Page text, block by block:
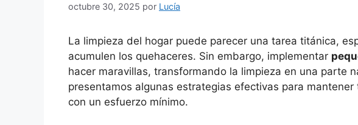
octubre 30, 2025 por Lucía
La limpieza del hogar puede parecer una tarea titánica,
acumulen los quehaceres. Sin embargo, implementar
hacer maravillas, transformando la limpieza en una parte
presentamos algunas estrategias efectivas para
con un esfuerzo mínimo.